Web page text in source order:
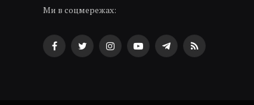
Ми в соцмережах:
FacebookTwitterInstagramYouTubeTelegramRSS